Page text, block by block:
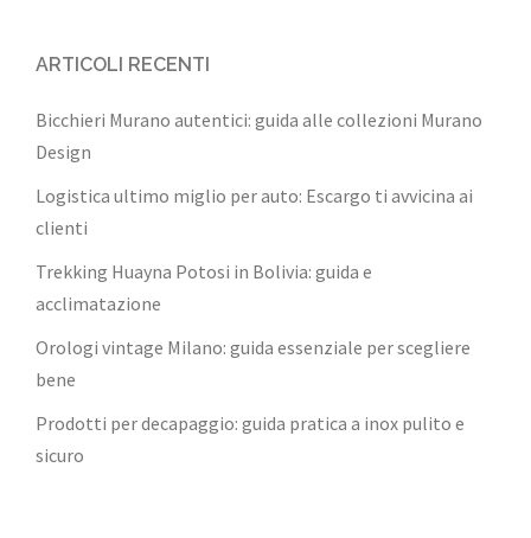
ARTICOLI RECENTI
Bicchieri Murano autentici: guida alle collezioni Murano
Design
Logistica ultimo miglio per auto: Escargo ti avvicina ai
clienti
Trekking Huayna Potosi in Bolivia: guida e
acclimatazione
Orologi vintage Milano: guida essenziale per scegliere
bene
Prodotti per decapaggio: guida pratica a inox pulito e
sicuro